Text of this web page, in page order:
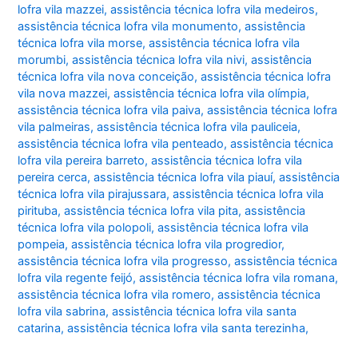
lofra vila mazzei,assistência técnica lofra vila medeiros,
assistência técnica lofra vila monumento,assistência
técnica lofra vila morse,assistência técnica lofra vila
morumbi,assistência técnica lofra vila nivi,assistência
técnica lofra vila nova conceição,assistência técnica lofra
vila nova mazzei,assistência técnica lofra vila olímpia,
assistência técnica lofra vila paiva,assistência técnica lofra
vila palmeiras,assistência técnica lofra vila pauliceia,
assistência técnica lofra vila penteado,assistência técnica
lofra vila pereira barreto,assistência técnica lofra vila
pereira cerca,assistência técnica lofra vila piauí,assistência
técnica lofra vila pirajussara,assistência técnica lofra vila
pirituba,assistência técnica lofra vila pita,assistência
técnica lofra vila polopoli,assistência técnica lofra vila
pompeia,assistência técnica lofra vila progredior,
assistência técnica lofra vila progresso,assistência técnica
lofra vila regente feijó,assistência técnica lofra vila romana,
assistência técnica lofra vila romero,assistência técnica
lofra vila sabrina,assistência técnica lofra vila santa
catarina,assistência técnica lofra vila santa terezinha,